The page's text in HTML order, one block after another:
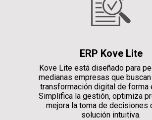
ERP Kove Lite
Kove Lite está diseñado para
medianas empresas que
transformación digital de forma
Simplifica la gestión, optimiza
mejora la toma de decisiones
solución intuitiva.